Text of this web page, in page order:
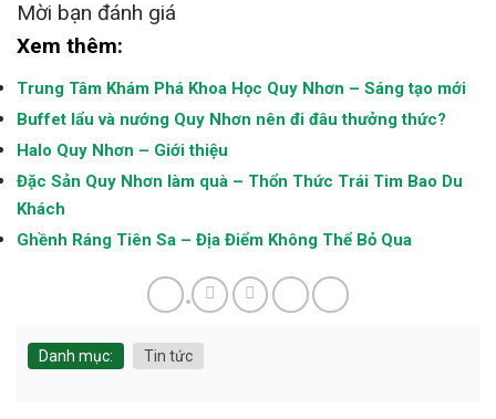
Mời bạn đánh giá
Xem thêm:
Trung Tâm Khám Phá Khoa Học Quy Nhơn – Sáng tạo mới
Buffet lẩu và nướng Quy Nhơn nên đi đâu thưởng thức?
Halo Quy Nhơn – Giới thiệu
Đặc Sản Quy Nhơn làm quà – Thổn Thức Trái Tim Bao Du
Khách
Ghềnh Ráng Tiên Sa – Địa Điểm Không Thể Bỏ Qua
Danh mục: Tin tức